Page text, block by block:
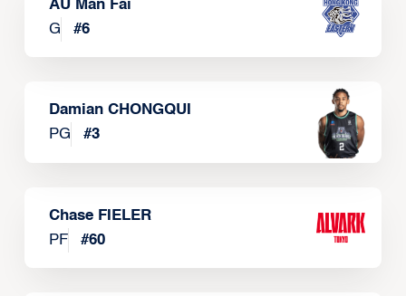
AU Man Fai
G
#6
Damian CHONGQUI
PG
#3
Chase FIELER
PF
#60